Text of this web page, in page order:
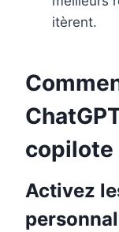
itèrent.
copilote
Activez